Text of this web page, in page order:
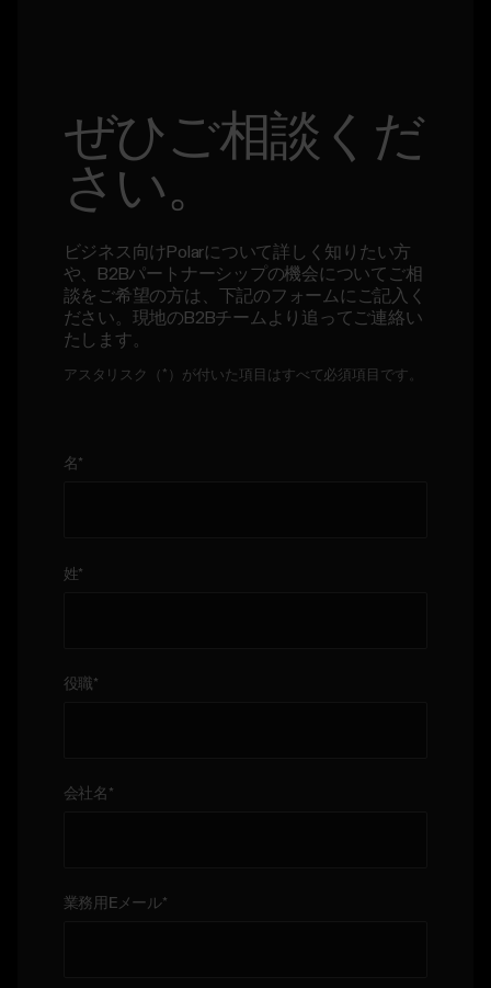
ぜひご相談くだ
さい。
ビジネス向けPolarについて詳しく知りたい方
や、B2Bパートナーシップの機会についてご相
談をご希望の方は、下記のフォームにご記入く
ださい。現地のB2Bチームより追ってご連絡い
たします。
アスタリスク（*）が付いた項目はすべて必須項目です。
名*
姓*
役職*
会社名 *
業務用Eメール*